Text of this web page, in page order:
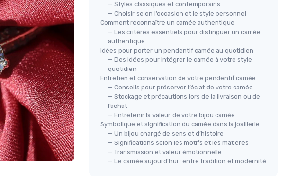
— Styles classiques et contemporains
— Choisir selon l’occasion et le style personnel
Comment reconnaître un camée authentique
— Les critères essentiels pour distinguer un camée
authentique
Idées pour porter un pendentif camée au quotidien
— Des idées pour intégrer le camée à votre style
quotidien
Entretien et conservation de votre pendentif camée
— Conseils pour préserver l’éclat de votre camée
— Stockage et précautions lors de la livraison ou de
l’achat
— Entretenir la valeur de votre bijou camée
Symbolique et signification du camée dans la joaillerie
— Un bijou chargé de sens et d’histoire
— Significations selon les motifs et les matières
— Transmission et valeur émotionnelle
— Le camée aujourd’hui : entre tradition et modernité